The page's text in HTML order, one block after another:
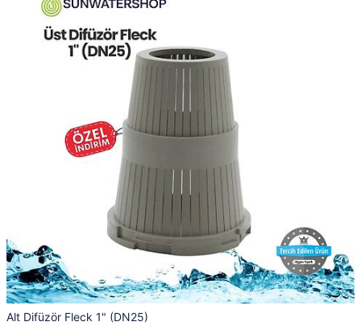
Alt Difüzör Fleck 1" (DN25)